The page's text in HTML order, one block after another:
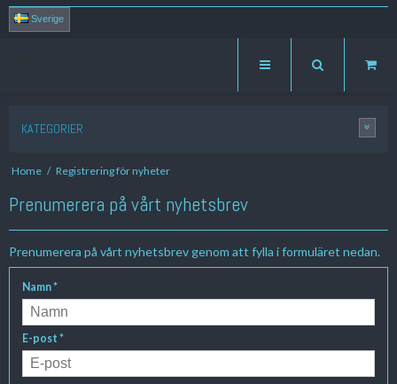
Sverige
KATEGORIER
Home / Registrering för nyheter
Prenumerera på vårt nyhetsbrev
Prenumerera på vårt nyhetsbrev genom att fylla i formuläret nedan.
Namn*
E-post *